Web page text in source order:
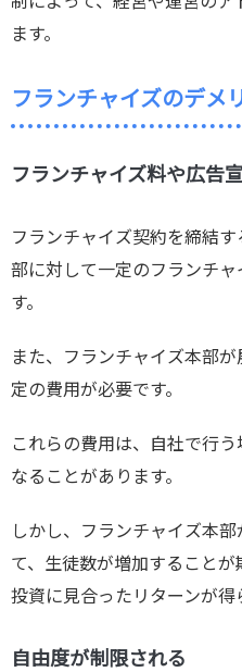
ます。
フランチャイズのデメ
フランチャイズ料や広告
フランチャイズ契約を締結
部に対して一定のフランチ
す。
また、フランチャイズ本部
定の費用が必要です。
これらの費用は、自社で行
なることがあります。
しかし、フランチャイズ本
て、生徒数が増加すること
投資に見合ったリターンが得
自由度が制限される